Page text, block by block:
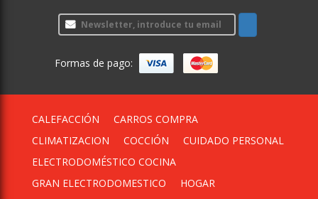
Formas de pago:
CALEFACCIÓN
CARROS COMPRA
CLIMATIZACION
COCCIÓN
CUIDADO PERSONAL
ELECTRODOMÉSTICO COCINA
GRAN ELECTRODOMESTICO
HOGAR